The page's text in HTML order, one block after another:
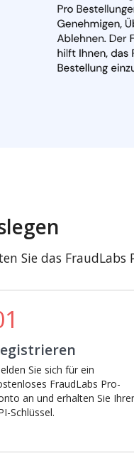
Sie das
Sie sich für ein
FraudLabs Pro-
an und erhalten Sie
Schlüssel.